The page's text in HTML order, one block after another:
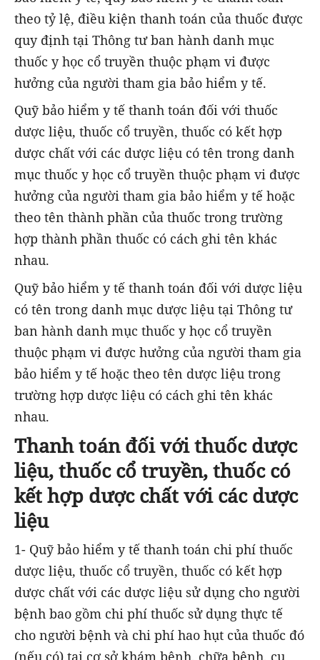
theo tỷ lệ, điều kiện thanh toán của thuốc được
quy định tại Thông tư ban hành danh mục
thuốc y học cổ truyền thuộc phạm vi được
hưởng của người tham gia bảo hiểm y tế.
Quỹ bảo hiểm y tế thanh toán đối với thuốc
dược liệu, thuốc cổ truyền, thuốc có kết hợp
dược chất với các dược liệu có tên trong danh
mục thuốc y học cổ truyền thuộc phạm vi được
hưởng của người tham gia bảo hiểm y tế hoặc
theo tên thành phần của thuốc trong trường
hợp thành phần thuốc có cách ghi tên khác
nhau.
Quỹ bảo hiểm y tế thanh toán đối với dược liệu
có tên trong danh mục dược liệu tại Thông tư
ban hành danh mục thuốc y học cổ truyền
thuộc phạm vi được hưởng của người tham gia
bảo hiểm y tế hoặc theo tên dược liệu trong
trường hợp dược liệu có cách ghi tên khác
nhau.
Thanh toán đối với thuốc dược
liệu, thuốc cổ truyền, thuốc có
kết hợp dược chất với các dược
liệu
1- Quỹ bảo hiểm y tế thanh toán chi phí thuốc
dược liệu, thuốc cổ truyền, thuốc có kết hợp
dược chất với các dược liệu sử dụng cho người
bệnh bao gồm chi phí thuốc sử dụng thực tế
cho người bệnh và chi phí hao hụt của thuốc đó
(nếu có) tại cơ sở khám bệnh, chữa bệnh, cụ